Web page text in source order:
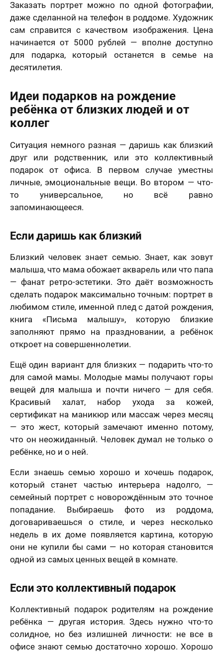
Заказать портрет можно по одной фотографии,
даже сделанной на телефон в роддоме. Художник
сам справится с качеством изображения. Цена
начинается от 5000 рублей — вполне доступно
для подарка, который останется в семье на
десятилетия.
Идеи подарков на рождение
ребёнка от близких людей и от
коллег
Ситуация немного разная — даришь как близкий
друг или родственник, или это коллективный
подарок от офиса. В первом случае уместны
личные, эмоциональные вещи. Во втором — что-
то универсальное, но всё равно
запоминающееся.
Если даришь как близкий
Близкий человек знает семью. Знает, как зовут
малыша, что мама обожает акварель или что папа
— фанат ретро-эстетики. Это даёт возможность
сделать подарок максимально точным: портрет в
любимом стиле, именной плед с датой рождения,
книга «Письма малышу», которую близкие
заполняют прямо на праздновании, а ребёнок
откроет на совершеннолетии.
Ещё один вариант для близких — подарить что-то
для самой мамы. Молодые мамы получают горы
вещей для малыша и почти ничего — для себя.
Красивый халат, набор ухода за кожей,
сертификат на маникюр или массаж через месяц
— это жест, который замечают именно потому,
что он неожиданный. Человек думал не только о
ребёнке, но и о ней.
Если знаешь семью хорошо и хочешь подарок,
который станет частью интерьера надолго, —
семейный портрет с новорождённым это точное
попадание. Выбираешь фото из роддома,
договариваешься о стиле, и через несколько
недель в их доме появляется картина, которую
они не купили бы сами — но которая становится
одной из самых ценных вещей в комнате.
Если это коллективный подарок
Коллективный подарок родителям на рождение
ребёнка — другая история. Здесь нужно что-то
солидное, но без излишней личности: не все в
офисе знают семью достаточно хорошо. Хорошо
Ваш номер телефона
Нажимая кнопку «Заказать портрет» и отправляя
свои данные, я соглашаюсь с политикой
конфиденциальности
Нажимая кнопку «Заказать портрет», я даю свое
согласие на обработку моих персональных
данных, в соответствии с Федеральным законом
от 27.07.2006 года №152-ФЗ «О персональных
данных», на условиях и для целей, определенных в
Согласии на обработку персональных данных
Я принимаю условиядоговора оферты
На свадьбу На день рождение
На годовщину
В течение
В течение 1-3
В течение
месяца
Пока не знаю
1 лицо
3 лица
Более 3 лиц
50 х 70 см
70 х 70 см
Пока не
решил (а)
кнопку
и
свои
я
с
кнопку
я даю
на
моих
в
с
«О
на
иПолитике в
условия
оферты
Имя*
Ваш номер телефона*
Оставить отзыв
Я согласен с Политикой конфиденциальности
и принимаю условия Публичной оферты